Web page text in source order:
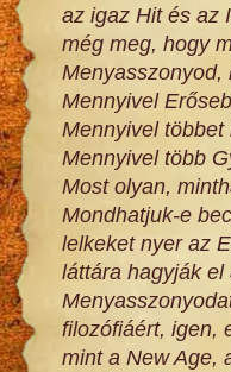
az igaz Hit és az
még meg, hogy
Menyasszonyod,
Mennyivel
Mennyivel
Mennyivel több
Most olyan,
Mondhatjuk-e
lelkeket nyer az
láttára hagyják
filozófiáért, igen,
mint a New Age,